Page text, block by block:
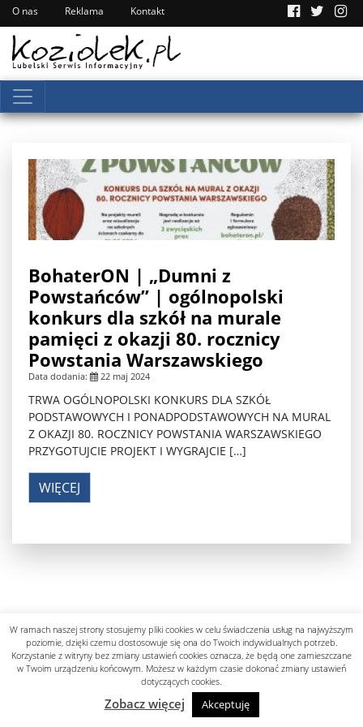
O nas Reklama Kontakt
BohaterON | „Dumni z
Powstańców” | ogólnopolski
konkurs dla szkół na murale
pamięci z okazji 80. rocznicy
Powstania Warszawskiego
Data dodania: 22 maj 2024
TRWA OGÓLNOPOLSKI KONKURS DLA SZKÓŁ
PODSTAWOWYCH I PONADPODSTAWOWYCH NA MURAL
Z OKAZJI 80. ROCZNICY POWSTANIA WARSZAWSKIEGO
PRZYGOTUJCIE PROJEKT I WYGRAJCIE […]
WIĘCEJ
Polityka prywatności
designed by know-line.pl
W ramach naszej strony stosujemy pliki cookies w celu świadczenia usług na najwyższym
poziomie, dzięki czemu dostosowuje się ona do Twoich indywidualnych potrzeb.
Korzystanie z witryny bez zmiany ustawień cookies oznacza, że będą one zamieszczane
w Twoim urządzeniu końcowym. Możesz w każdym czasie dokonać zmiany ustawień
dotyczących cookies.
Zobacz więcej Akceptuję